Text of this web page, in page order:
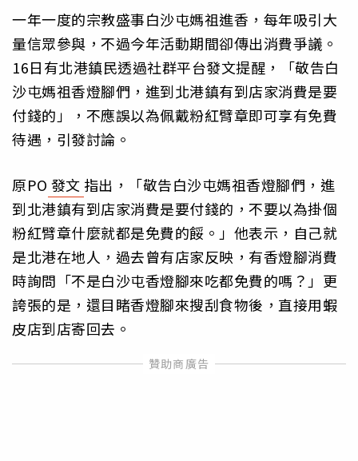
一年一度的宗教盛事白沙屯媽祖進香，每年吸引大
量信眾參與，不過今年活動期間卻傳出消費爭議。
16日有北港鎮民透過社群平台發文提醒，「敬告白
沙屯媽祖香燈腳們，進到北港鎮有到店家消費是要
付錢的」，不應誤以為佩戴粉紅臂章即可享有免費
待遇，引發討論。
原PO 發文 指出，「敬告白沙屯媽祖香燈腳們，進
到北港鎮有到店家消費是要付錢的，不要以為掛個
粉紅臂章什麼就都是免費的餒。」他表示，自己就
是北港在地人，過去曾有店家反映，有香燈腳消費
時詢問「不是白沙屯香燈腳來吃都免費的嗎？」更
誇張的是，還目睹香燈腳來搜刮食物後，直接用蝦
皮店到店寄回去。